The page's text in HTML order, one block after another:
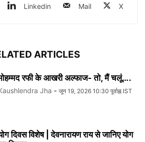
Linkedin Mail X
ARTICLES
रफी के आखरी अल्फाज- तो, मैं चलूं….
Jha - जून 19, 2026 10:30 पूर्वाह्न IST
दिवस विशेष | देवनारायण राय से जानिए योग